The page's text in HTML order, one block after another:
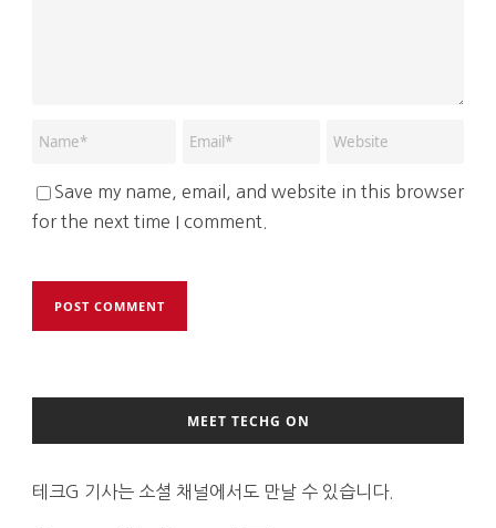
Save my name, email, and website in this browser
for the next time I comment.
MEET TECHG ON
테크G 기사는 소셜 채널에서도 만날 수 있습니다.